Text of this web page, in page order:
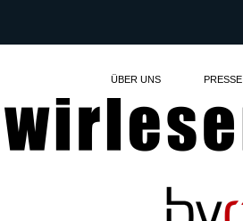
ÜBER UNS PRESSE